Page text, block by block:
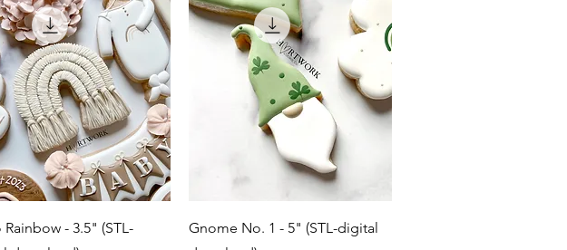
תצוגה מהירה
Gnome No. 1 - 5" (STL-digital
תצוגה מהירה
Rainbow - 3.5" (STL-